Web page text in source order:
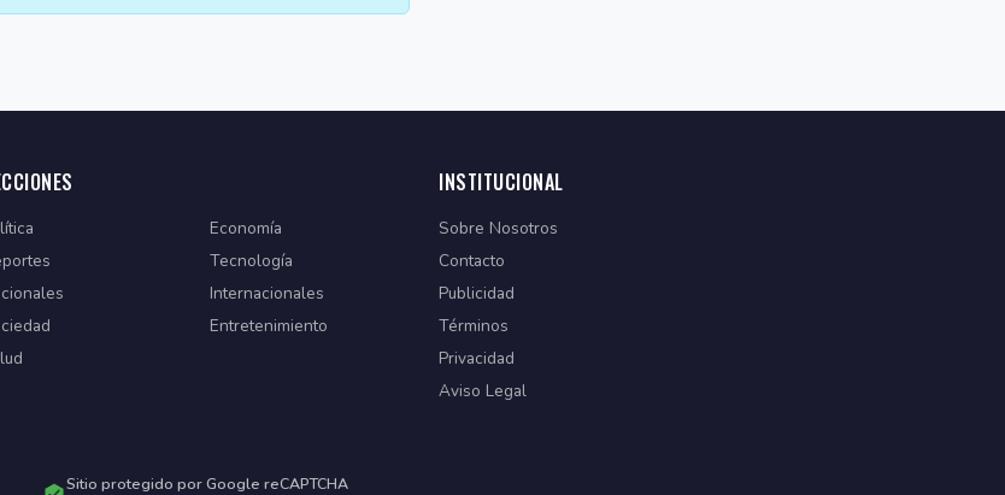
Economía
Tecnología
Internacionales
Entretenimiento
INSTITUCIONAL
Sobre Nosotros
Contacto
Publicidad
Términos
Privacidad
Aviso Legal
Sitio protegido por Google reCAPTCHA